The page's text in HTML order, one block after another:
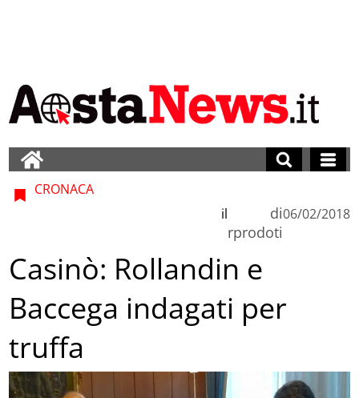
CRONACA
di
rprodoti
il 06/02/2018
Casinò: Rollandin e
Baccega indagati per
truffa